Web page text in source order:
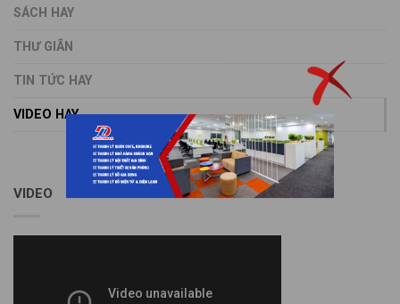
SÁCH HAY
THƯ GIÃN
TIN TỨC HAY
VIDEO HAY
VIDEO